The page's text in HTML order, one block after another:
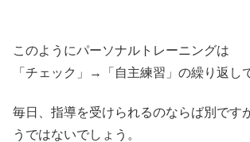
このようにパーソナルトレーニングは
「チェック」→「自主練習」の繰り返し
毎日、指導を受けられるのならば別です
うではないでしょう。